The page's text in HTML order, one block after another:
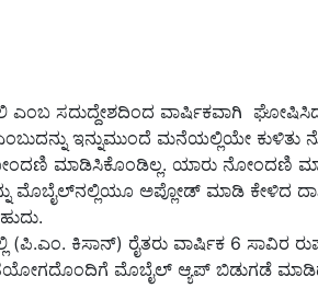
ಎಂಬ ಸದುದ್ದೇಶದಿಂದ ವಾರ್ಷಿಕವಾಗಿ
ಇನ್ನುಮುಂದೆ ಮನೆಯಲ್ಲಿಯೇ ಕುಳಿತು
ನೋಂದಣಿ ಮಾಡಿಸಿಕೊಂಡಿಲ್ಲ. ಯಾರು ನೋಂದಣಿ
ಅಪ್ಲೋಡ್ ಮಾಡಿ ಕೇಳಿದ
ಕಿಸಾನ್) ರೈತರು ವಾರ್ಷಿಕ 6 ಸಾವಿರ
ಮೊಬೈಲ್ ಆ್ಯಪ್ ಬಿಡುಗಡೆ